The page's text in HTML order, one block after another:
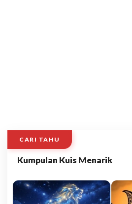
CARI TAHU
Kumpulan Kuis Menarik